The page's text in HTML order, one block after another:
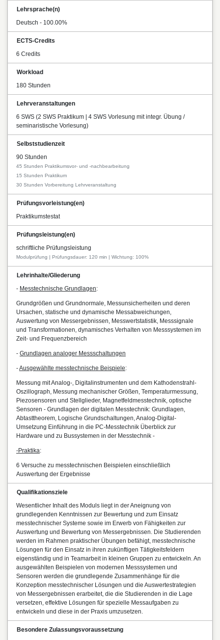
Lehrsprache(n)
Deutsch - 100.00%
ECTS-Credits
6 Credits
Workload
180 Stunden
Lehrveranstaltungen
6 SWS (2 SWS Praktikum | 4 SWS Vorlesung mit integr. Übung /
seminaristische Vorlesung)
Selbststudienzeit
90 Stunden
45 Stunden Praktikumsvor- und -nachbearbeitung
15 Stunden Praktikum
30 Stunden Vorbereitung Lehrveranstaltung
Prüfungsvorleistung(en)
Praktikumstestat
Prüfungsleistung(en)
schriftliche Prüfungsleistung
Modulprüfung | Prüfungsdauer: 120 min | Wichtung: 100%
Lehrinhalte/Gliederung
- Messtechnische Grundlagen:
Grundgrößen und Grundnormale, Messunsicherheiten und deren
Ursachen, statische und dynamische Messabweichungen,
Auswertung von Messergebnissen, Messwertstatistik, Messsignale
und Transformationen, dynamisches Verhalten von Messsystemen im
Zeit- und Frequenzbereich
- Grundlagen analoger Messschaltungen
-Ausgewählte messtechnische Beispiele:
Messung mit Analog-, Digitalinstrumenten und dem Kathodenstrahl-
Oszillograph, Messung mechanischer Größen, Temperaturmessung,
Piezosensoren und Stellglieder, Magnetfeldmesstechnik, optische
Sensoren - Grundlagen der digitalen Messtechnik: Grundlagen,
Abtasttheorem, Logische Grundschaltungen, Analog-Digital-
Umsetzung Einführung in die PC-Messtechnik Überblick zur
Hardware und zu Bussystemen in der Messtechnik -
-Praktika:
6 Versuche zu messtechnischen Beispielen einschließlich
Auswertung der Ergebnisse
Qualifikationsziele
Wesentlicher Inhalt des Moduls liegt in der Aneignung von
grundlegenden Kenntnissen zur Bewertung und zum Einsatz
messtechnischer Systeme sowie im Erwerb von Fähigkeiten zur
Auswertung und Bewertung von Messergebnissen. Die Studierenden
werden im Rahmen praktischer Übungen befähigt, messtechnische
Lösungen für den Einsatz in ihren zukünftigen Tätigkeitsfeldern
eigenständig und in Teamarbeit in kleinen Gruppen zu entwickeln. An
ausgewählten Beispielen von modernen Messsystemen und
Sensoren werden die grundlegende Zusammenhänge für die
Konzeption messtechnischer Lösungen und die Auswertestrategien
von Messergebnissen erarbeitet, die die Studierenden in die Lage
versetzen, effektive Lösungen für spezielle Messaufgaben zu
entwickeln und diese in der Praxis umzusetzen.
Besondere Zulassungsvoraussetzung